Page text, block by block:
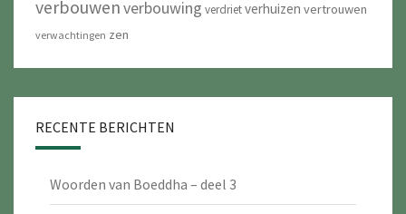
verbouwenverbouwing verdrietverhuizen vertrouwen
verwachtingen zen
RECENTE BERICHTEN
Woorden van Boeddha – deel 3